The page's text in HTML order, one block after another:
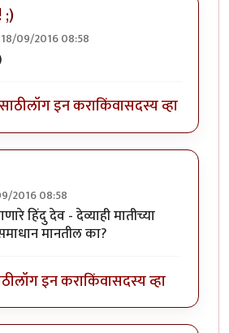
;)
18/09/2016 08:58
आहे पण तुम्ही
लॉग इन कराकिंवासदस्य व्हा
2016 08:58
हिंदु देव - देव्याही मातीच्या
मानतील का?
लॉग इन कराकिंवासदस्य व्हा